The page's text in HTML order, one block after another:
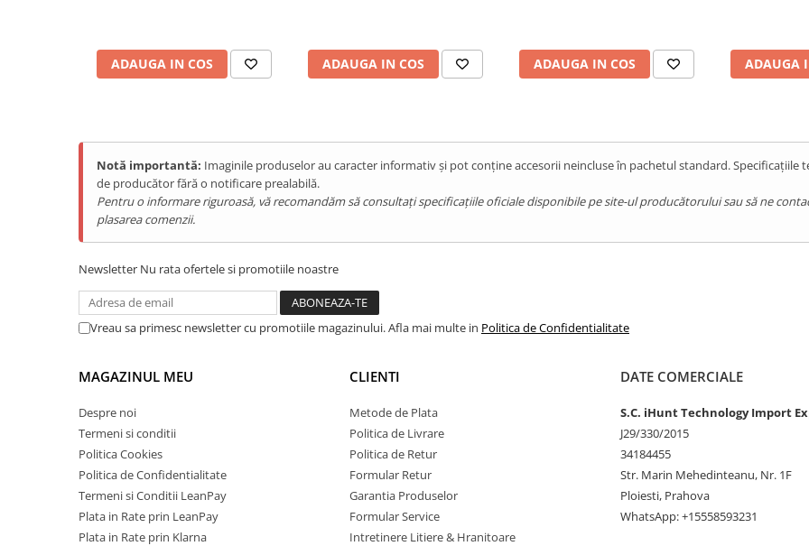
Utilaje gradina
Hrănitoare Inteligente
Accesorii Litiere
ALTI PRODUCATORI
Produse Ulefone
Telefoane Mobile Ulefone
Tablete Ulefone
Smartwatch Ulefone
Casti Audio Ulefone
Produse Doogee
Telefoane Mobile Doogee
Tablete Doogee
Produse Hotwav
Telefoane Mobile Hotwav
Produse Unihertz
Telefoane Mobile Unihertz
ADAUGA IN COS ADAUGA IN COS ADAUGA IN COS ADAUGA
Notă importantă: Imaginile produselor au caracter informativ și pot conține accesorii neincluse în pachetul standard.
de producător fără o notificare prealabilă.
Pentru o informare riguroasă, vă recomandăm să consultați specificațiile oficiale disponibile pe site-ul producătorului sau să ne
plasarea comenzii.
Newsletter Nu rata ofertele si promotiile noastre
Vreau sa primesc newsletter cu promotiile magazinului. Afla mai multe in Politica de Confidentialitate
MAGAZINUL MEU
Despre noi
Termeni si conditii
Politica Cookies
Politica de Confidentialitate
Termeni si Conditii LeanPay
Plata in Rate prin LeanPay
Plata in Rate prin Klarna
CLIENTI
Metode de Plata
Politica de Livrare
Politica de Retur
Formular Retur
Garantia Produselor
Formular Service
Intretinere Litiere & Hranitoare
DATE COMERCIALE
S.C. iHunt Technology Import
J29/330/2015
34184455
Str. Marin Mehedinteanu, Nr. 1F
Ploiesti, Prahova
WhatsApp: +15558593231